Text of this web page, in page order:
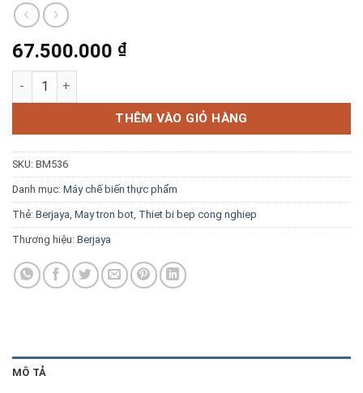
Bảng giá 2026
Ứng dụng
Blog kiến thức
Liên hệ
Báo giá miễn phí →
67.500.000 ₫
Máy trộn bột Berjaya 30l BJY-BM30 số lượng
THÊM VÀO GIỎ HÀNG
SKU: BM536
Danh mục: Máy chế biến thực phẩm
Thẻ: Berjaya May tron bot Thiet bi bep cong nghiep
Thương hiệu: Berjaya
MÔ TẢ